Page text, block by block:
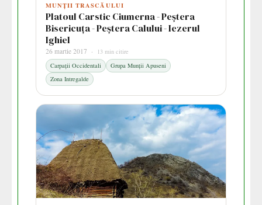
MUNȚII TRASCĂULUI
Platoul Carstic Ciumerna - Peștera
Bisericuța - Peștera Calului - Iezerul
Ighiel
26 martie 2017 ·
13 min citire
Carpații Occidentali
Grupa Munții Apuseni
Zona Intregalde